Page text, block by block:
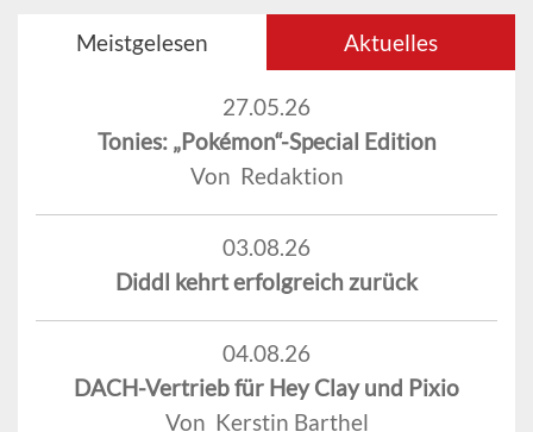
Meistgelesen Aktuelles
27.05.26
Tonies: „Pokémon“-Special Edition
Von Redaktion
03.08.26
Diddl kehrt erfolgreich zurück
04.08.26
DACH-Vertrieb für Hey Clay und Pixio
Von Kerstin Barthel